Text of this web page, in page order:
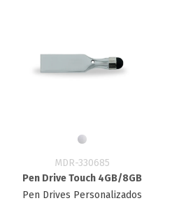
MDR-330685
Pen Drive Touch 4GB/8GB
Pen Drives Personalizados